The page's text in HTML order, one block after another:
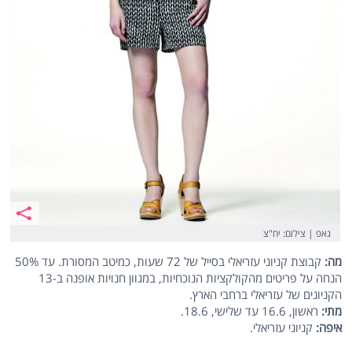
גאפ | צילום: יח"צ
מה:
קבוצת קניוני עזריאלי בסייל של 72 שעות, כמיטב המסורת. עד 50%
הנחה על פריטים מהקולקציות הנוכחיות, במגוון חנויות אופנה ב-13
הקניונים של עזריאלי ברחבי הארץ.
מתי: ראשון, 16.6 עד שלישי, 18.6.
איפה: קניוני עזריאלי.